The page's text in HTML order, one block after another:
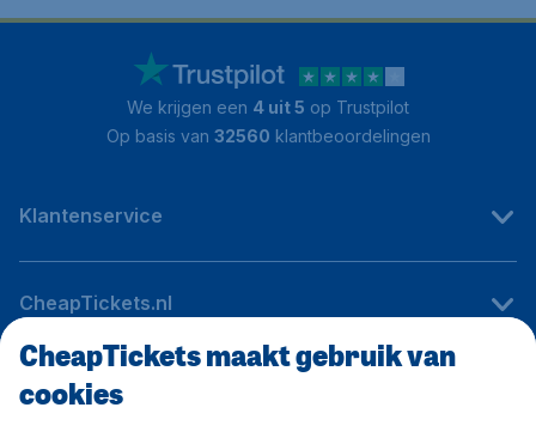
We krijgen een 4 uit 5 op Trustpilot
Op basis van 32560 klantbeoordelingen
Klantenservice
CheapTickets.nl
Internationale sites
CheapTickets maakt gebruik van
cookies